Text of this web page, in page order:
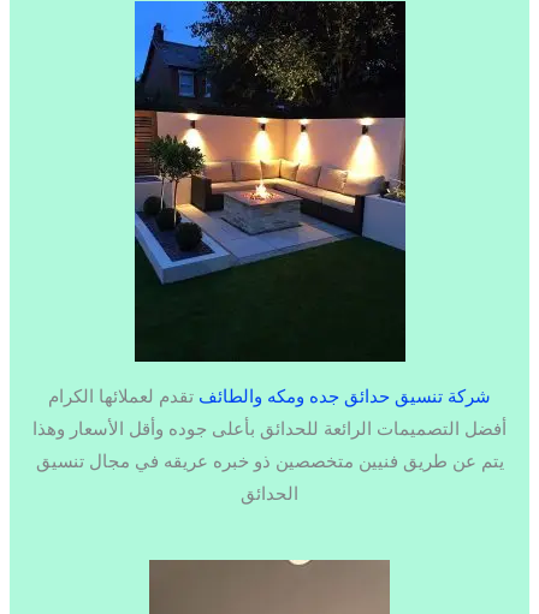
شركة تنسيق حدائق جده ومكه والطائف تقدم لعملائها الكرام
أفضل التصميمات الرائعة للحدائق بأعلى جوده وأقل الأسعار وهذا
يتم عن طريق فنيين متخصصين ذو خبره عريقه في مجال تنسيق
الحدائق